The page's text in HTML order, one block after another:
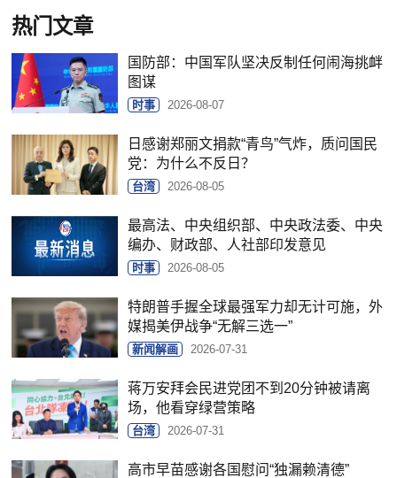
热门文章
国防部：中国军队坚决反制任何闹海挑衅
图谋
时事 2026-08-07
日感谢郑丽文捐款“青鸟”气炸，质问国民
党：为什么不反日？
台湾 2026-08-05
最高法、中央组织部、中央政法委、中央
编办、财政部、人社部印发意见
时事 2026-08-05
特朗普手握全球最强军力却无计可施，外
媒揭美伊战争“无解三选一”
新闻解画 2026-07-31
蒋万安拜会民进党团不到20分钟被请离
场，他看穿绿营策略
台湾 2026-07-31
高市早苗感谢各国慰问“独漏赖清德”